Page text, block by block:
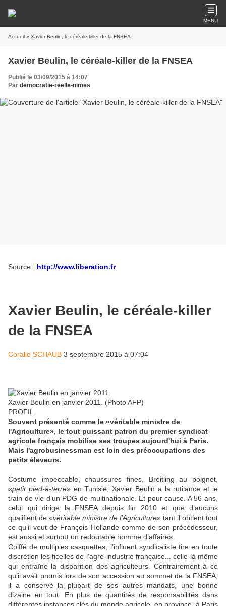
MENU
Accueil » Xavier Beulin, le céréale-killer de la FNSEA
Xavier Beulin, le céréale-killer de la FNSEA
Publié le 03/09/2015 à 14:07
Par democratie-reelle-nimes
Source : http://www.liberation.fr
Xavier Beulin, le céréale-killer
de la FNSEA
Coralie SCHAUB 3 septembre 2015 à 07:04
Xavier Beulin en janvier 2011. (Photo AFP)
PROFIL
Souvent présenté comme le «véritable ministre de
l'Agriculture», le tout puissant patron du premier syndicat
agricole français mobilise ses troupes aujourd'hui à Paris.
Mais l'agrobusinessman est loin des préoccupations des
petits éleveurs.
Costume impeccable, chaussures fines, Breitling au poignet,
«petit pied-à-terre»en Tunisie, Xavier Beulin a la rutilance et le
train de vie d’un PDG de multinationale. Et pour cause. A 56 ans,
celui qui dirige la FNSEA depuis fin 2010 et que d’aucuns
qualifient de «véritable ministre de l’Agriculture» tant il obtient tout
ce qu’il veut de François Hollande comme de son précédesseur,
est aussi et surtout un redoutable homme d’affaires.
Coiffé de multiples casquettes, l’influent syndicaliste tire en toute
discrétion les ficelles de l’agro-industrie française... celle-là même
qui entraîne la disparition des agriculteurs. Contrairement à ce
qu’il avait promis lors de son accession au sommet de la FNSEA,
il a conservé la plupart de ses autres mandats, une bonne
dizaine en tout. En plus de quantités de responsabilités dans
différentes instances clés du monde agricole, en province, à Paris